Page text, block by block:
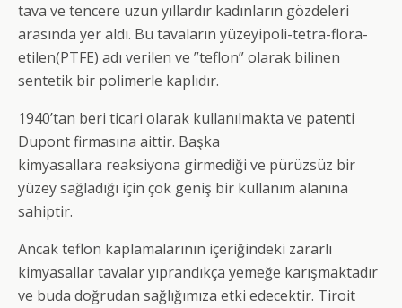
tava ve tencere uzun yıllardır kadınların gözdeleri
arasında yer aldı. Bu tavaların yüzeyipoli-tetra-flora-
etilen(PTFE) adı verilen ve ”teflon” olarak bilinen
sentetik bir polimerle kaplıdır.
1940’tan beri ticari olarak kullanılmakta ve patenti
Dupont firmasına aittir. Başka
kimyasallara reaksiyona girmediği ve pürüzsüz bir
yüzey sağladığı için çok geniş bir kullanım alanına
sahiptir.
Ancak teflon kaplamalarının içeriğindeki zararlı
kimyasallar tavalar yıprandıkça yemeğe karışmaktadır
ve buda doğrudan sağlığımıza etki edecektir. Tiroit